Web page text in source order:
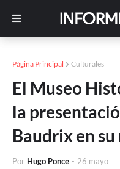
Página Principal Culturales
El Museo
la
Baudrix en su
Por Hugo Ponce - 26 mayo